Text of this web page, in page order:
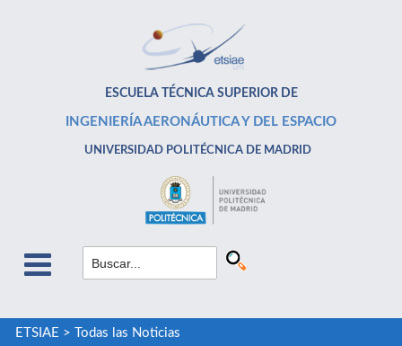
ESCUELA TÉCNICA SUPERIOR DE
INGENIERÍA AERONÁUTICA Y DEL ESPACIO
UNIVERSIDAD POLITÉCNICA DE MADRID
ETSIAE > Todas las Noticias